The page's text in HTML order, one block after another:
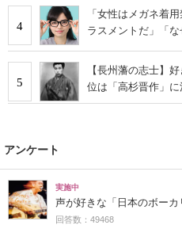
4
「女性はメガネ着
ラスメントだ」「な
5
【長州藩の志士】
位は「高杉晋作」に
アンケート
実施中
声が好きな「日本のボーカ
回答数：49468